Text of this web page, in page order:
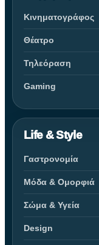
Κινηματογράφος
Θέατρο
Τηλεόραση
Gaming
Life & Style
Γαστρονομία
Μόδα & Ομορφιά
Σώμα & Υγεία
Design